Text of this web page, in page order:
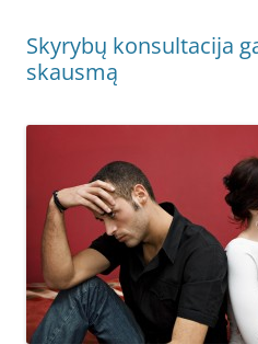
Skyrybų konsultacija
skausmą